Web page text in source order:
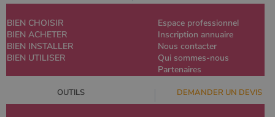
BIEN CHOISIR
BIEN ACHETER
BIEN INSTALLER
BIEN UTILISER
Espace professionnel
Inscription annuaire
Nous contacter
Qui sommes-nous
Partenaires
OUTILS DEMANDER UN DEVIS